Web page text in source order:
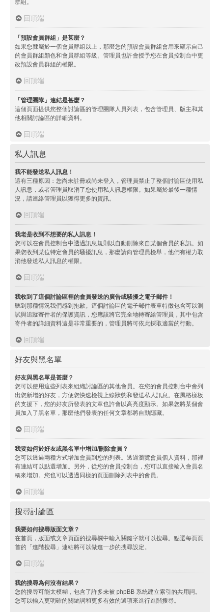
群組。
回頂端
「預設會員群組」是甚麼？
如果您隸屬於一個會員群組以上，那麼您的預設會員群組會用來顯示自己
的會員群組顏色和會員群組等級。管理員也許會授予您在會員控制台中更
改預設會員群組的權限。
回頂端
「管理團隊」連結是甚麼？
這個頁面提供您整個討論區的管理團隊人員列表，包含管理員、版主和其
他相關討論區的詳細資料。
回頂端
私人訊息
我不能發送私人訊息！
這有三種原因：您尚未註冊或尚未登入，管理員禁止了整個討論區使用私
人訊息，或者管理員取消了您使用私人訊息權限。如果屬於最後一種情
況，請連絡管理員以獲得更多的資訊。
回頂端
我老是收到不想要的私人訊息！
您可以在會員控制台中透過訊息規則以自動刪除來自某個會員的私訊。如
果您收到某位特定會員的騷擾訊息，那麼請向管理員檢舉，他們有權力取
消他發送私人訊息的權限。
回頂端
我收到了這個討論區裡的會員發送的廣告或騷擾之電子郵件！
聽到那種情況我們感到抱歉。這個討論區的電子郵件表單特徵包含可以測
試與追蹤寄件者的保護資訊，您應該將它完全地轉寄給管理員，其中包含
寄件者的詳細資料這是非常重要的，管理員將可依此採取適當的行動。
回頂端
好友與黑名單
好友與黑名單是甚麼？
您可以使用這些列表來組織討論區的其他會員。在您的會員控制台中會列
出您新增的好友，方便您快速檢視上線狀態和發送私人訊息。在風格樣板
的支援下，您的好友所發表的文章也許會以高亮度顯示。如果您將某個會
員加入了黑名單，那麼他們發表的任何文章都將自動隱藏。
回頂端
我要如何於好友或黑名單中增加/刪除會員？
您可以透過兩種方式增加會員到您的列表。透過瀏覽會員個人資料，那裡
有連結可以點選增加。另外，從您的會員控制台，您可以直接輸入會員名
稱來增加。您也可以透過同樣的頁面刪除列表中的會員。
回頂端
搜尋討論區
我要如何搜尋版面文章？
在首頁，版面或文章頁面的搜尋欄中輸入關鍵字就可以搜尋。點選每頁頁
首的「進階搜尋」連結將可以做進一步的搜尋設定。
回頂端
我的搜尋為何沒有結果？
您的搜尋可能太模糊，包含了許多未被 phpBB 系統建立索引的共用詞。
您可以輸入更明確的關鍵詞和更多有效的選項來進行進階搜尋。